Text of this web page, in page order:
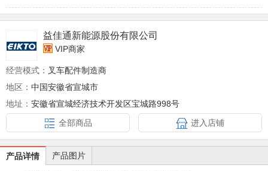
益佳通新能源股份有限公司
VIP商家
经营模式： 叉车配件制造商
地区： 中国安徽省宣城市
地址： 安徽省宣城经济技术开发区宝城路998号
全部商品
进入店铺
产品详情 产品图片